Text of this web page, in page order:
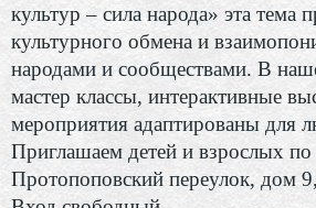
культур – сила народа» эта тема
культурного обмена и
народами и сообществами. В
мастер классы, интерактивные
мероприятия адаптированы для
Приглашаем детей и взрослых
Протопоповский переулок, дом